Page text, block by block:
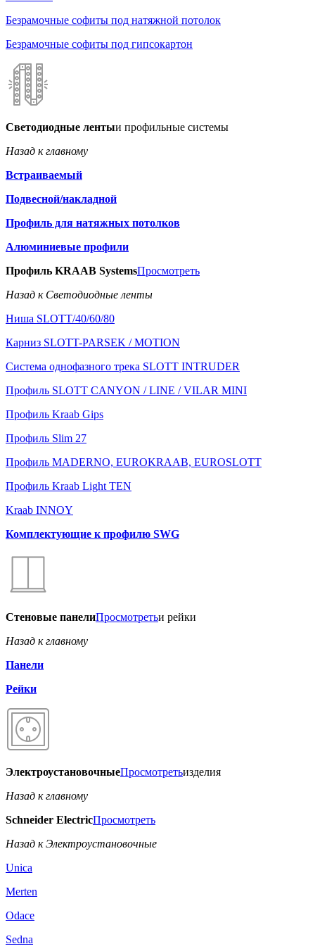
Безрамочные софиты под натяжной потолок
Безрамочные софиты под гипсокартон
Светодиодные лентыи профильные системы
Назад к главному
Встраиваемый
Подвесной/накладной
Профиль для натяжных потолков
Алюминиевые профили
Профиль KRAAB SystemsПросмотреть
Назад к Светодиодные ленты
Ниша SLOTT/40/60/80
Карниз SLOTT-PARSEK / MOTION
Система однофазного трека SLOTT INTRUDER
Профиль SLOTT CANYON / LINE / VILAR MINI
Профиль Kraab Gips
Профиль Slim 27
Профиль MADERNO, EUROKRAAB, EUROSLOTT
Профиль Kraab Light TEN
Kraab INNOY
Комплектующие к профилю SWG
Стеновые панелиПросмотретьи рейки
Назад к главному
Панели
Рейки
ЭлектроустановочныеПросмотретьизделия
Назад к главному
Schneider ElectricПросмотреть
Назад к Электроустановочные
Unica
Merten
Odace
Sedna